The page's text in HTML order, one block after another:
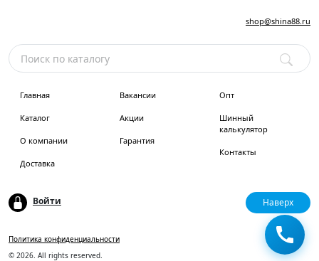
shop@shina88.ru
Главная
Каталог
О компании
Доставка
Вакансии
Акции
Гарантия
Опт
Шинный
калькулятор
Контакты
Войти Наверх
Политика конфиденциальности
© 2026. All rights reserved.